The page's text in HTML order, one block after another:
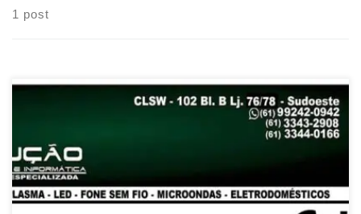
1 post
Assistência Técnica Credenciada Escovas Conair no Sudoeste –
Brasília / DF Conserto Credenciado, Reposição de Acessórios e
Peças Conair – Brasília / DF Escova Rotating Air Brush Diamond
Brilliance Conair , Manutenção Credenciada Motor Escova Rotativa
Conair Polishop 2735tbr , Manutenção Crdenciada Escova